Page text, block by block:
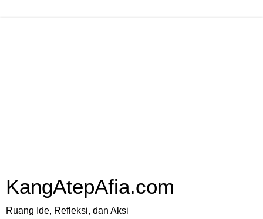
KangAtepAfia.com
Ruang Ide, Refleksi, dan Aksi